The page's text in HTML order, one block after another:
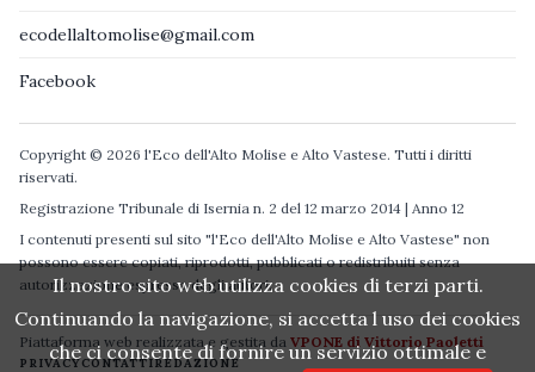
ecodellaltomolise@gmail.com
Facebook
Copyright © 2026 l'Eco dell'Alto Molise e Alto Vastese. Tutti i diritti
riservati.
Registrazione Tribunale di Isernia n. 2 del 12 marzo 2014 | Anno 12
I contenuti presenti sul sito "l'Eco dell'Alto Molise e Alto Vastese" non
possono essere copiati, riprodotti, pubblicati o redistribuiti senza
autorizzazione espressa degli autori.
Piattaforma web realizzata e gestita da VPONE di Vittorio Paoletti
PRIVACYCONTATTIREDAZIONE
Il nostro sito web utilizza cookies di terzi parti.
Continuando la navigazione, si accetta l uso dei cookies
che ci consente di fornire un servizio ottimale e